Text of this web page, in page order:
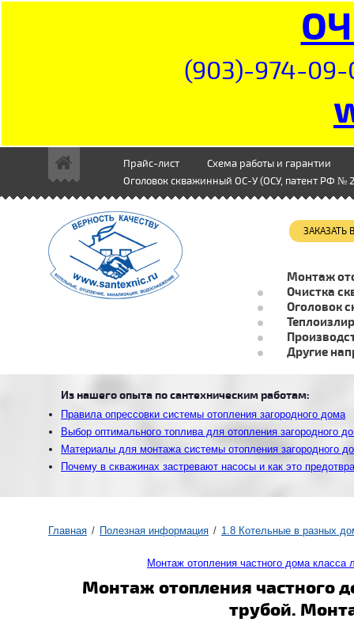
(903)-974-09-
Главная Полезная информация 1.8 Котельные в разных
Монтаж отопления частного дома
Монтаж отопления частного
трубой.
Прайс-лист
Схема работы и гарантии
Оголовок скважинный ОС-У (ОСУ, патент РФ №
Монтаж
Очистка
Оголовок
Другие
Из нашего опыта по сантехническим работам:
Правила опрессовки системы отопления загородного дома
Выбор оптимального топлива для отопления загородного
Материалы для монтажа системы отопления загородного
Почему в скважинах застревают насосы и как это